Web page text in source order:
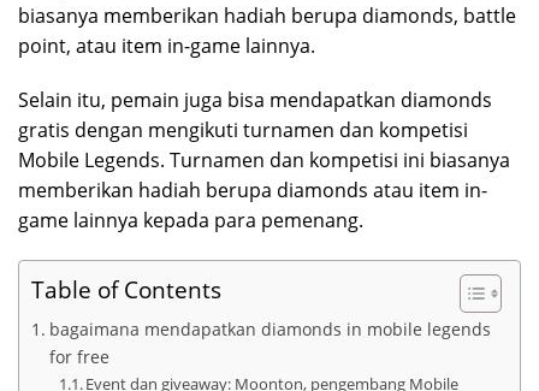
biasanya memberikan hadiah berupa diamonds, battle
point, atau item in-game lainnya.
Selain itu, pemain juga bisa mendapatkan diamonds
gratis dengan mengikuti turnamen dan kompetisi
Mobile Legends. Turnamen dan kompetisi ini biasanya
memberikan hadiah berupa diamonds atau item in-
game lainnya kepada para pemenang.
Table of Contents
bagaimana mendapatkan diamonds in mobile legends
for free
Event dan giveaway: Moonton, pengembang Mobile